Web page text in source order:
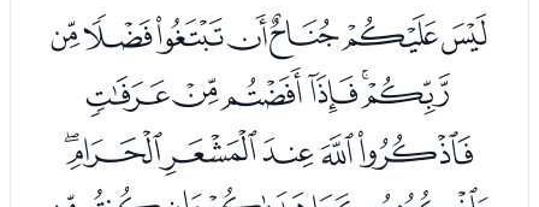
ﭳﭴﭵﭶﭷﭸﭹ
ﭺﭻﭼﭽﭾﭿ
ﮀﮁﮂﮃﮄﮅ